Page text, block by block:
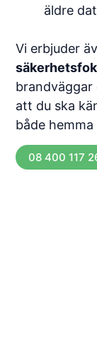
äldre
Vi erbjuder
brandväggar
att du ska
både
08 400 117